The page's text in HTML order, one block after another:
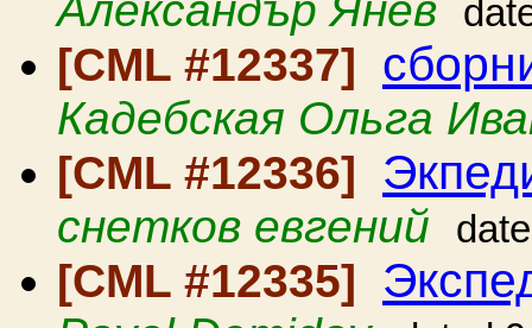
[CML #12337]
Кадебская Ольга
[CML #12336]
снетков евгений
[CML #12335]